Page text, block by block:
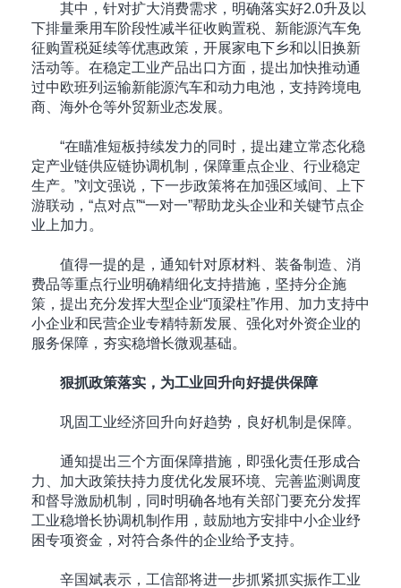
其中，针对扩大消费需求，明确落实好2.0升及以
下排量乘用车阶段性减半征收购置税、新能源汽车免
征购置税延续等优惠政策，开展家电下乡和以旧换新
活动等。在稳定工业产品出口方面，提出加快推动通
过中欧班列运输新能源汽车和动力电池，支持跨境电
商、海外仓等外贸新业态发展。
“在瞄准短板持续发力的同时，提出建立常态化稳
定产业链供应链协调机制，保障重点企业、行业稳定
生产。”刘文强说，下一步政策将在加强区域间、上下
游联动，“点对点”“一对一”帮助龙头企业和关键节点企
业上加力。
值得一提的是，通知针对原材料、装备制造、消
费品等重点行业明确精细化支持措施，坚持分企施
策，提出充分发挥大型企业“顶梁柱”作用、加力支持中
小企业和民营企业专精特新发展、强化对外资企业的
服务保障，夯实稳增长微观基础。
狠抓政策落实，为工业回升向好提供保障
巩固工业经济回升向好趋势，良好机制是保障。
通知提出三个方面保障措施，即强化责任形成合
力、加大政策扶持力度优化发展环境、完善监测调度
和督导激励机制，同时明确各地有关部门要充分发挥
工业稳增长协调机制作用，鼓励地方安排中小企业纾
困专项资金，对符合条件的企业给予支持。
辛国斌表示，工信部将进一步抓紧抓实振作工业